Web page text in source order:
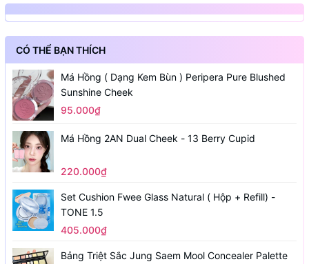
CÓ THỂ BẠN THÍCH
Má Hồng ( Dạng Kem Bùn ) Peripera Pure Blushed
Sunshine Cheek
95.000₫
Má Hồng 2AN Dual Cheek - 13 Berry Cupid
220.000₫
Set Cushion Fwee Glass Natural ( Hộp + Refill) -
TONE 1.5
405.000₫
Bảng Triệt Sắc Jung Saem Mool Concealer Palette